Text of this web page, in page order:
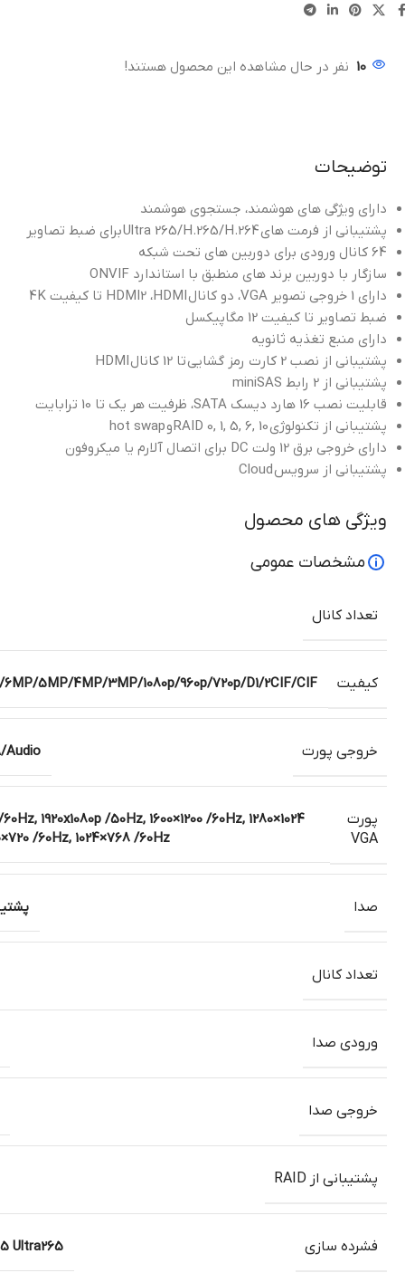
10 نفر در حال مشاهده این محصول هستند!
ویژگی های محصول
مشخصات عمومی
تعداد کانال
کیفیت 6MP/5MP/4MP/3MP/1080p/960p/720p/D1/2CIF/CIF
خروجی پورت Audio
پورت
VGA
60Hz, 1920x1080p /50Hz, 1600×1200 /60Hz, 1280×1024
/60Hz, 1024×768 /60Hz
صدا
تعداد کانال
ورودی صدا
خروجی صدا
پشتیبانی از RAID
فشرده سازی Ultra265
توضیحات
دارای ویژگی های هوشمند، جستجوی هوشمند
پشتیبانی از فرمت هایUltra 265/H.265/H.264برای ضبط تصاویر
64 کانال ورودی برای دوربین های تحت شبکه
سازگار با دوربین برند های منطبق با استاندارد ONVIF
دارای 1 خروجی تصویر VGA، دو کانال HDMI2 ،HDMI تا کیفیت 4K
ضبط تصاویر تا کیفیت 12 مگاپیکسل
دارای منبع تغذیه ثانویه
پشتیبانی از نصب 2 کارت رمز گشایی تا 12 کانال
HDMI
پشتیبانی از 2 رابط miniSAS
قابلیت نصب 16 هارد دیسک SATA، ظرفیت هر یک تا 10 ترابایت
پشتیبانی از تکنولوژیRAID 0, 1, 5, 6, 10وhot swap
دارای خروجی برق 12 ولت DC برای اتصال آلارم یا میکروفون
پشتیبانی از سرویسCloud